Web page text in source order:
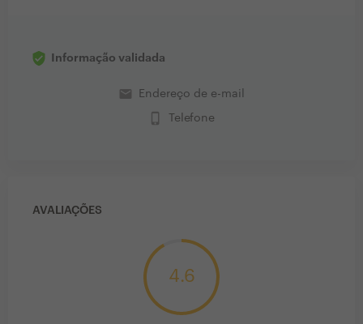
Informação validada
email Endereço de e-mail
phone_iphone Telefone
AVALIAÇÕES
4.6